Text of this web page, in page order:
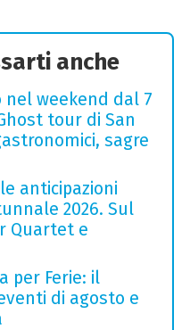
anche
nel weekend dal 7
tour di San
sagre
anticipazioni
2026. Sul
Quartet e
per Ferie: il
di agosto e